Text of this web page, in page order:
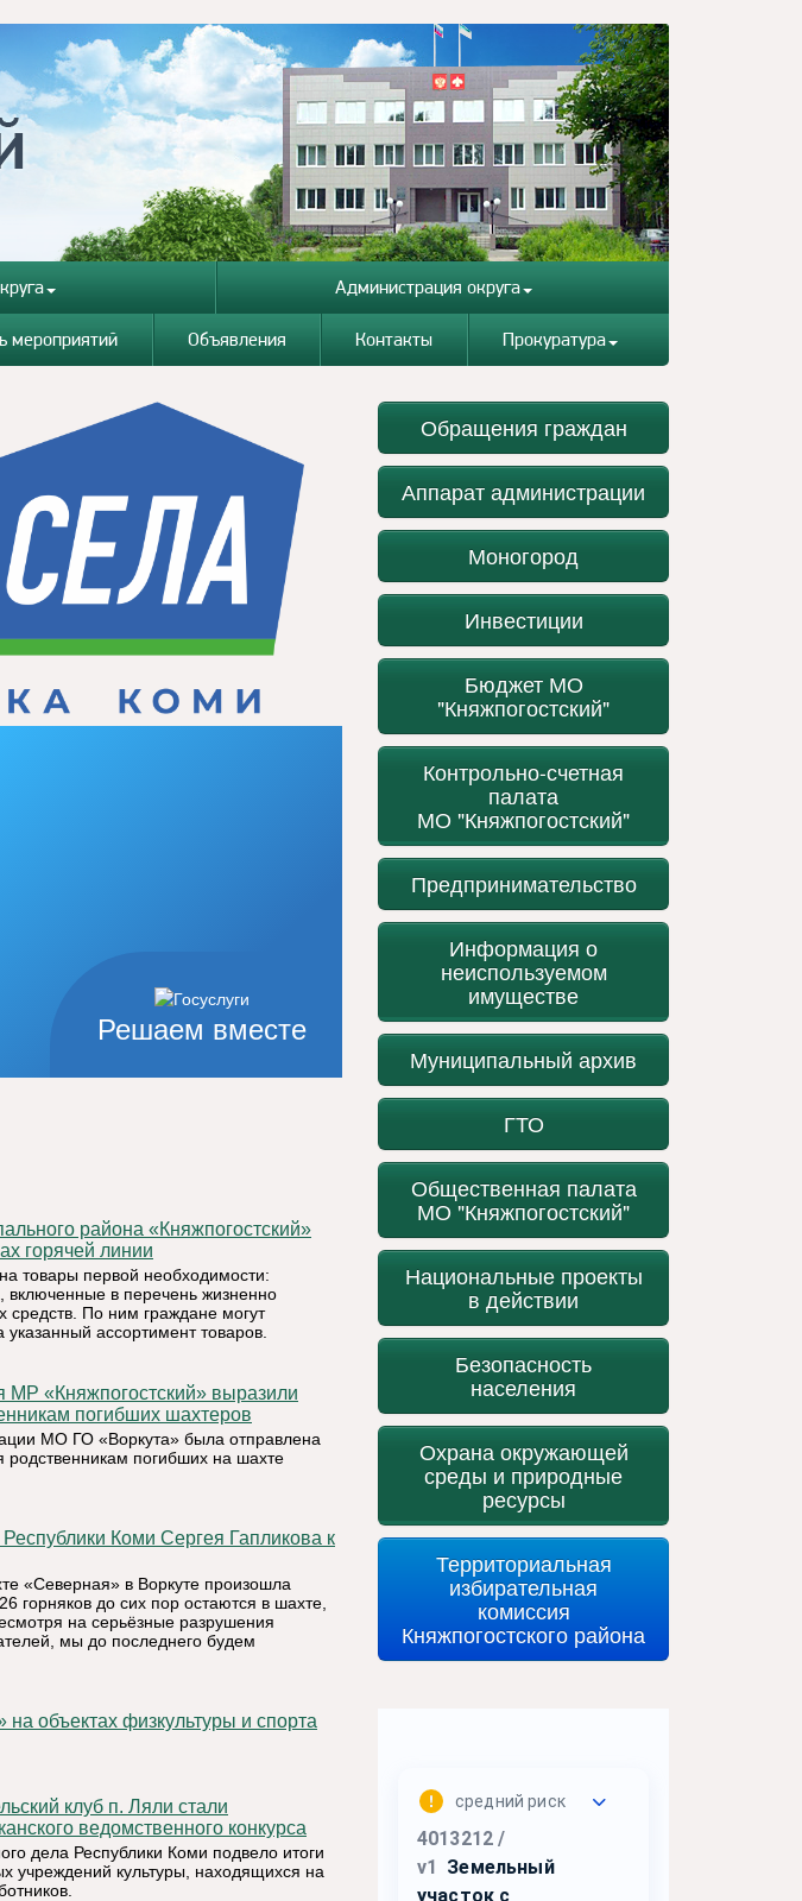
Администрация округа
мероприятий Объявления Контакты Прокуратура
Решаем вместе
горячей линии
товары первой необходимости:
включенные в перечень жизненно
По ним граждане могут
ассортимент товаров.
погибших шахтеров
МО ГО «Воркута» была отправлена
погибших на шахте
«Северная» в Воркуте произошла
горняков до сих пор остаются в шахте,
на серьёзные разрушения
мы до последнего будем
на объектах физкультуры и спорта
ведомственного конкурса
дела Республики Коми подвело итоги
учреждений культуры, находящихся на
Обращения граждан
Аппарат администрации
Моногород
Инвестиции
Бюджет МО
"Княжпогостский"
Контрольно-счетная
палата
МО "Княжпогостский"
Предпринимательство
Информация о
неиспользуемом
имуществе
Муниципальный архив
ГТО
Общественная палата
МО "Княжпогостский"
Национальные проекты
в действии
Безопасность
населения
Охрана окружающей
среды и природные
ресурсы
Территориальная
избирательная
комиссия
Княжпогостского района